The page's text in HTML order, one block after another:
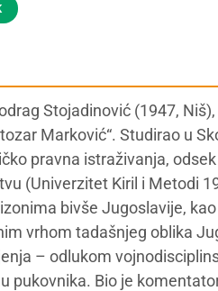
Stojadinović (1947,
Marković“. Studirao u
pravna istraživanja,
(Univerzitet Kiril i Metodi
bivše Jugoslavije,
vrhom tadašnjeg oblika
– odlukom
pukovnika. Bio je